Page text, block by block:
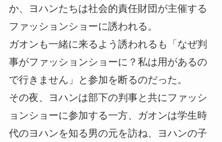
か、ヨハンたちは社会的責任財団が主催する
ファッションショーに誘われる。
ガオンも一緒に来るよう誘われるも「なぜ判
事がファッションショーに？私は用があるの
で行きません」と参加を断るのだった。
その夜、ヨハンは部下の判事と共にファッシ
ョンショーに参加する一方、ガオンは学生時
代のヨハンを知る男の元を訪ね、ヨハンの子